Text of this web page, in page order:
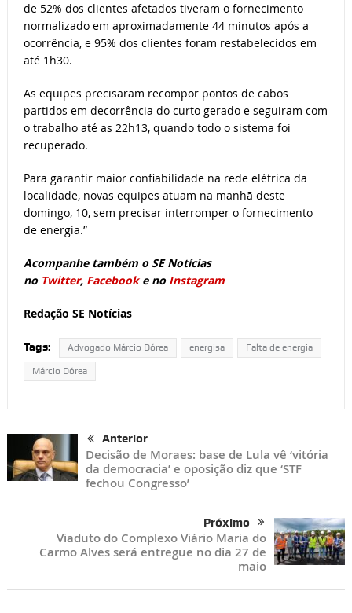
de 52% dos clientes afetados tiveram o fornecimento
normalizado em aproximadamente 44 minutos após a
ocorrência, e 95% dos clientes foram restabelecidos em
até 1h30.
As equipes precisaram recompor pontos de cabos
partidos em decorrência do curto gerado e seguiram com
o trabalho até as 22h13, quando todo o sistema foi
recuperado.
Para garantir maior confiabilidade na rede elétrica da
localidade, novas equipes atuam na manhã deste
domingo, 10, sem precisar interromper o fornecimento
de energia.”
Acompanhe também o SE Notícias
no Twitter, Facebooke no Instagram
Redação SE Notícias
Tags: Advogado Márcio Dórea energisa Falta de energia
Márcio Dórea
Anterior
Decisão de Moraes: base de Lula vê ‘vitória
da democracia’ e oposição diz que ‘STF
fechou Congresso’
Próximo
Viaduto do Complexo Viário Maria do
Carmo Alves será entregue no dia 27 de
maio